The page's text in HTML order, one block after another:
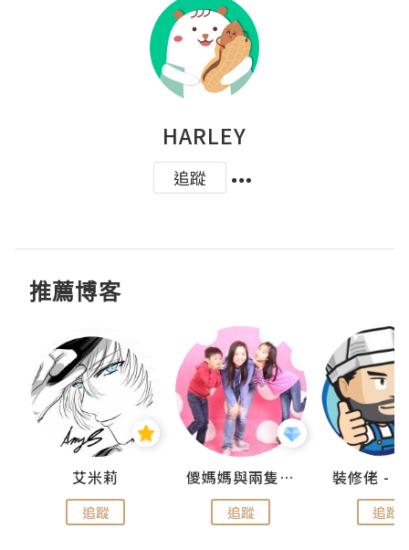
HARLEY
追蹤
推薦博客
艾米莉
追蹤
儍媽媽與兩隻小魔怪之家
追蹤 追蹤